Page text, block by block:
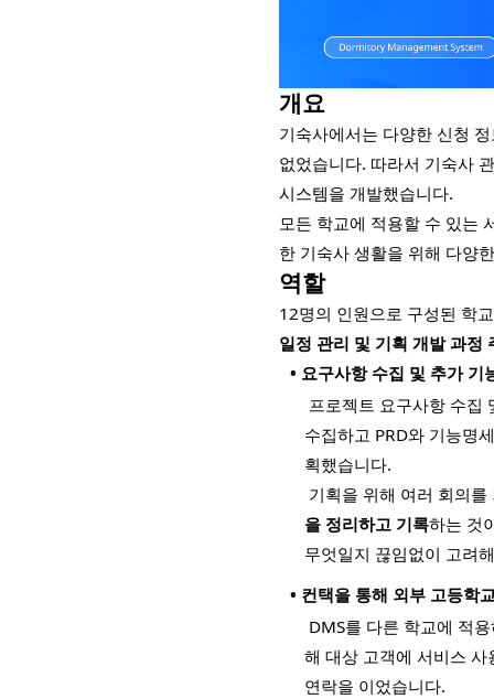
개요
기숙사에서는 다양한 신청
없었습니다. 따라서 기숙사
시스템을 개발했습니다.
모든 학교에 적용할 수 있는
한 기숙사 생활을 위해 다양
역할
12명의 인원으로 구성된 학
일정 관리 및 기획 개발 과정
• 요구사항 수집 및 추가 기
프로젝트 요구사항 수집
수집하고 PRD와 기능명
획했습니다.
기획을 위해 여러 회의
을 정리하고 기록하는 것
무엇일지 끊임없이 고려
• 컨택을 통해 외부 고등학
DMS를 다른 학교에 적
해 대상 고객에 서비스
연락을 이었습니다.